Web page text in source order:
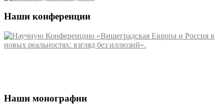
Наши конференции
Наши монографии